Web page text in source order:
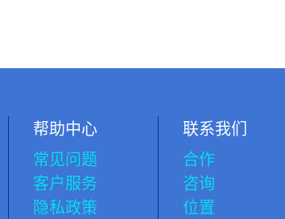
帮助中心
常见问题
客户服务
隐私政策
联系我们
合作
咨询
位置